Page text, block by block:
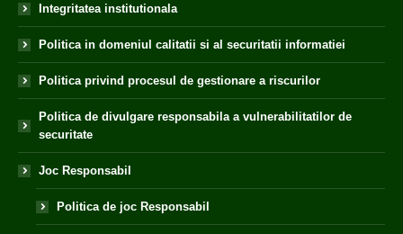
Integritatea institutionala
Politica in domeniul calitatii si al securitatii informatiei
Politica privind procesul de gestionare a riscurilor
Politica de divulgare responsabila a vulnerabilitatilor de
securitate
Joc Responsabil
Politica de joc Responsabil